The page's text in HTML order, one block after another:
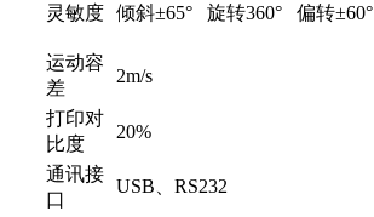
灵敏度 倾斜±65° 旋转360° 偏转±60°
运动容
差
2m/s
打印对
比度
20%
通讯接
口
USB、RS232